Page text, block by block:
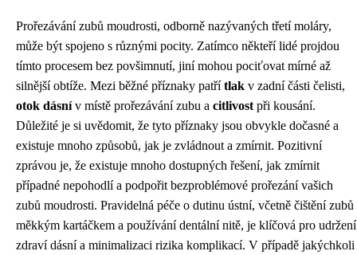
Prořezávání zubů moudrosti, odborně nazývaných třetí moláry,
může být spojeno s různými pocity. Zatímco někteří lidé projdou
tímto procesem bez povšimnutí, jiní mohou pociťovat mírné až
silnější obtíže. Mezi běžné příznaky patřítlak v zadní části čelisti,
otok dásnív místě prořezávání zubu a citlivost při kousání.
Důležité je si uvědomit, že tyto příznaky jsou obvykle dočasné a
existuje mnoho způsobů, jak je zvládnout a zmírnit. Pozitivní
zprávou je, že existuje mnoho dostupných řešení, jak zmírnit
případné nepohodlí a podpořit bezproblémové prořezání vašich
zubů moudrosti. Pravidelná péče o dutinu ústní, včetně čištění zubů
měkkým kartáčkem a používání dentální nitě, je klíčová pro udržení
zdraví dásní a minimalizaci rizika komplikací. V případě jakýchkoli